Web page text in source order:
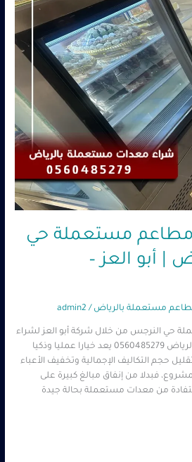
مستعملة حي
| أبو العز –
مستعملة بالرياض /
admin2
حي النرجس من خلال شركة أبو العز لشراء
معدات مطاعم مستعملة بالرياض 0560485279 يعد خيارا عمليا وذكيا
حجم التكاليف الإجمالية وتخفيف الأعباء
فبدلا من إنفاق مبالغ كبيرة على
من معدات مستعملة بحالة جيدة